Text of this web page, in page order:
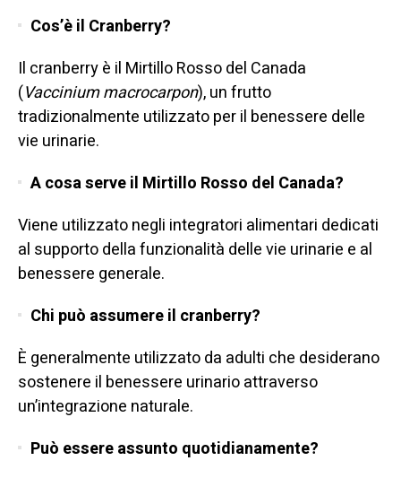
Cos’è il Cranberry?
Il cranberry è il Mirtillo Rosso del Canada
(Vaccinium macrocarpon), un frutto
tradizionalmente utilizzato per il benessere delle
vie urinarie.
A cosa serve il Mirtillo Rosso del Canada?
Viene utilizzato negli integratori alimentari dedicati
al supporto della funzionalità delle vie urinarie e al
benessere generale.
Chi può assumere il cranberry?
È generalmente utilizzato da adulti che desiderano
sostenere il benessere urinario attraverso
un’integrazione naturale.
Può essere assunto quotidianamente?